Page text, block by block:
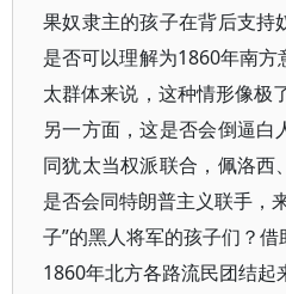
果奴隶主的孩子在背后支持
是否可以理解为1860年南
太群体来说，这种情形像极
另一方面，这是否会倒逼白
同犹太当权派联合，佩洛西
是否会同特朗普主义联手，
子”的黑人将军的孩子们？
1860年北方各路流民团结